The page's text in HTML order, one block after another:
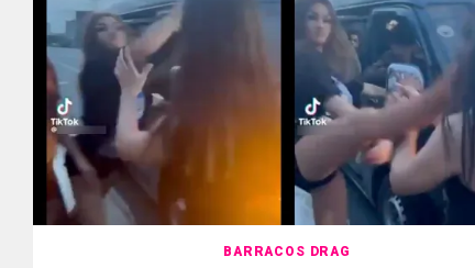
BARRACOS DRAG